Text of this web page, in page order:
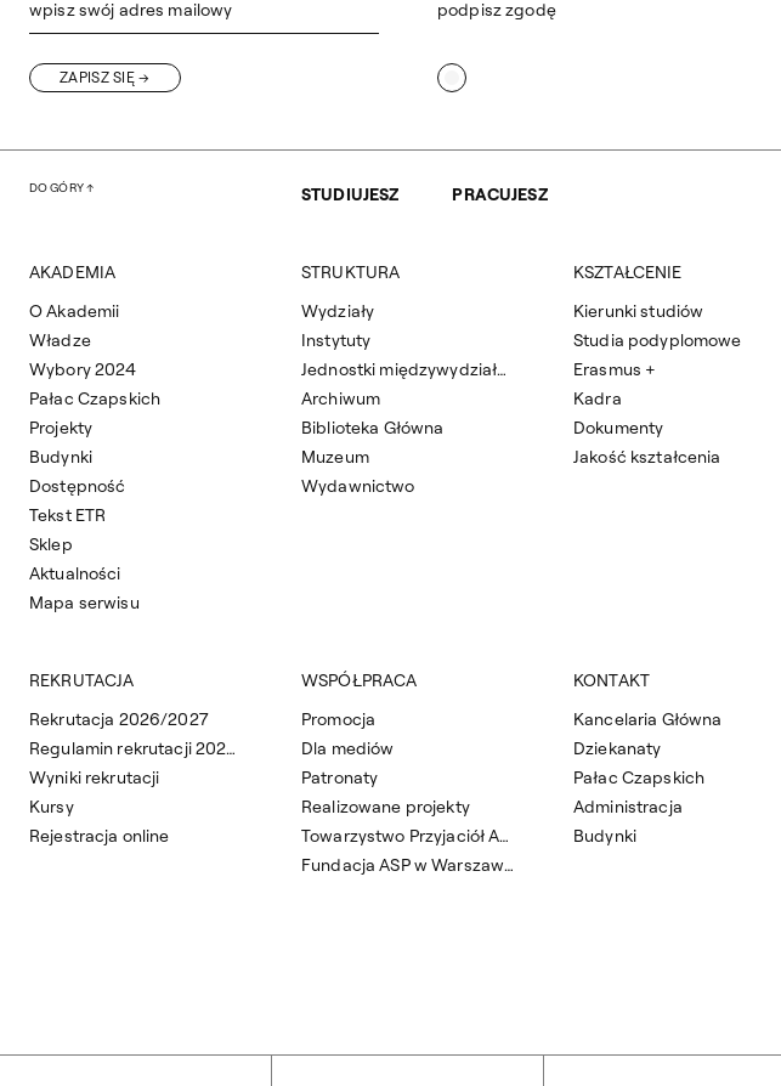
wpisz swój adres mailowy podpisz zgodę
ZAPISZ SIĘ
DO GÓRY STUDIUJESZ PRACUJESZ
AKADEMIA
O Akademii
Władze
Wybory 2024
Pałac Czapskich
Projekty
Budynki
Dostępność
Tekst ETR
Sklep
Aktualności
Mapa serwisu
STRUKTURA
Wydziały
Instytuty
Jednostki międzywydziałowe
Archiwum
Biblioteka Główna
Muzeum
Wydawnictwo
KSZTAŁCENIE
Kierunki studiów
Studia podyplomowe
Erasmus +
Kadra
Dokumenty
Jakość kształcenia
REKRUTACJA
Rekrutacja 2026/2027
Regulamin rekrutacji 2026/2027
Wyniki rekrutacji
Kursy
Rejestracja online
WSPÓŁPRACA
Promocja
Dla mediów
Patronaty
Realizowane projekty
Towarzystwo Przyjaciół ASP
Fundacja ASP w Warszawie
KONTAKT
Kancelaria Główna
Dziekanaty
Pałac Czapskich
Administracja
Budynki